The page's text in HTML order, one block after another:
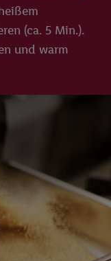
(ca. 5 Min.).
und warm